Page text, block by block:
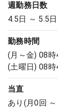
週勤務日数
4.5日 ～ 5.5日
勤務時間
(月～金) 08
(土曜日) 08
当直
あり(月0回